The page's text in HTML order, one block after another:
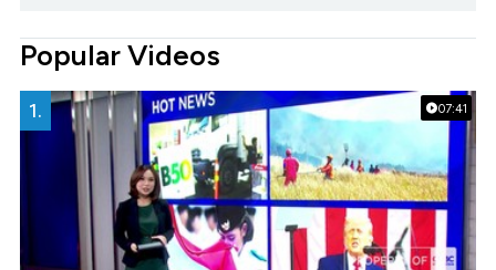
Popular Videos
07:41
1.